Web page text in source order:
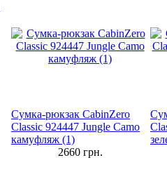
Сумка-рюкзак CabinZero
Classic 924447 Jungle Camo
камуфляж (1)
2660грн.